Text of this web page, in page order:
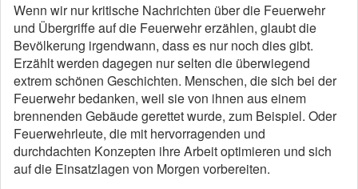
Wenn wir nur kritische Nachrichten über die Feuerwehr
und Übergriffe auf die Feuerwehr erzählen, glaubt die
Bevölkerung irgendwann, dass es nur noch dies gibt.
Erzählt werden dagegen nur selten die überwiegend
extrem schönen Geschichten. Menschen, die sich bei der
Feuerwehr bedanken, weil sie von ihnen aus einem
brennenden Gebäude gerettet wurde, zum Beispiel. Oder
Feuerwehrleute, die mit hervorragenden und
durchdachten Konzepten ihre Arbeit optimieren und sich
auf die Einsatzlagen von Morgen vorbereiten.